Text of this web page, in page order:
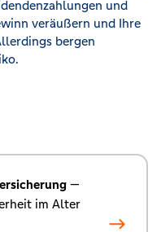
und
veräußern und Ihre
bergen
—
im Alter